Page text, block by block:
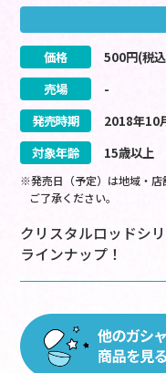
価格 500円(税
売場
-
発売時期
2018年10
対象年齢
15歳以上
※発売日（予定）は地域・店
ご了承ください。
クリスタルロッドシ
ラインナップ！